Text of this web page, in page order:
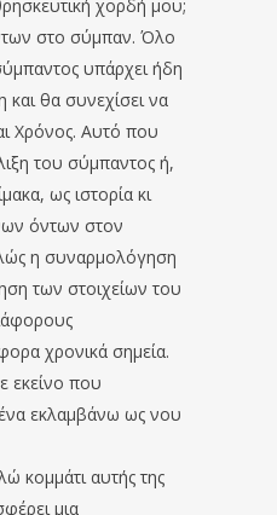
χορδή μου;
στο σύμπαν. Όλο
υπάρχει ήδη
θα συνεχίσει να
Χρόνος. Αυτό που
του σύμπαντος ή,
ως ιστορία κι
όντων στον
η συναρμολόγηση
των στοιχείων του
χρονικά σημεία.
εκείνο που
εκλαμβάνω ως νου
κομμάτι αυτής της
μια